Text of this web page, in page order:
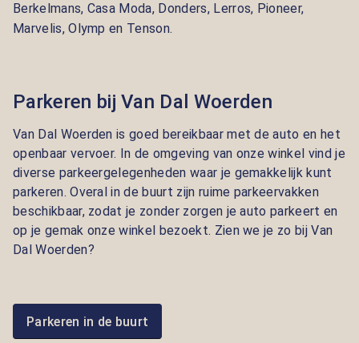
Berkelmans, Casa Moda, Donders, Lerros, Pioneer,
Marvelis, Olymp en Tenson.
Parkeren bij Van Dal Woerden
Van Dal Woerden is goed bereikbaar met de auto en het
openbaar vervoer. In de omgeving van onze winkel vind je
diverse parkeergelegenheden waar je gemakkelijk kunt
parkeren. Overal in de buurt zijn ruime parkeervakken
beschikbaar, zodat je zonder zorgen je auto parkeert en
op je gemak onze winkel bezoekt. Zien we je zo bij Van
Dal Woerden?
Parkeren in de buurt